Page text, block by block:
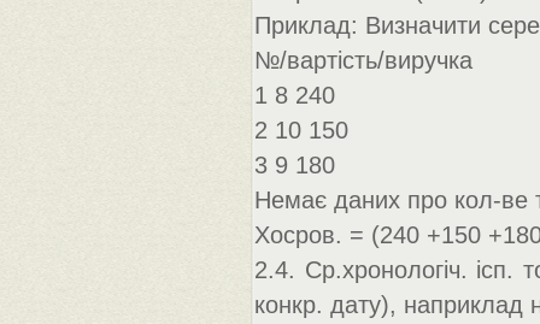
Приклад: Визначити
№/вартість/виручка
1 8 240
2 10 150
3 9 180
Немає даних про кол-ве
Хосров. = (240 +150
2.4. Ср.хронологіч. ісп.
конкр. дату), наприклад